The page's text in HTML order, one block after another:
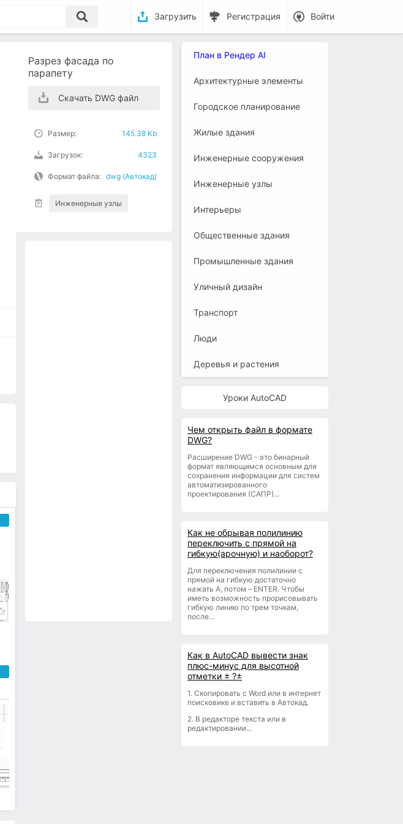
Загрузить Регистрация Войти
Разрез фасада по
парапету
Скачать DWG файл
Размер: 145.38 Kb
Загрузок: 4323
Формат файла: dwg (Автокад)
Инженерные узлы
План в Рендер AI
Архитектурные элементы
Городское планирование
Жилые здания
Инженерные сооружения
Инженерные узлы
Интерьеры
Общественные здания
Промышленные здания
Уличный дизайн
Транспорт
Люди
Деревья и растения
Уроки AutoCAD
Чем открыть файл в формате
DWG?
Расширение DWG - это бинарный
формат являющимся основным для
сохранения информации для систем
автоматизированного
проектирования (САПР)...
Как не обрывая полилинию
переключить с прямой на
гибкую(арочную) и наоборот?
Для переключения полилинии с
прямой на гибкую достаточно
нажать A, потом – ENTER. Чтобы
иметь возможность прорисовывать
гибкую линию по трем точкам,
после...
Как в AutoCAD вывести знак
плюс-минус для высотной
отметки ± ?±
1. Скопировать с Word или в интернет
поисковике и вставить в Автокад.
2. В редакторе текста или в
редактировании...